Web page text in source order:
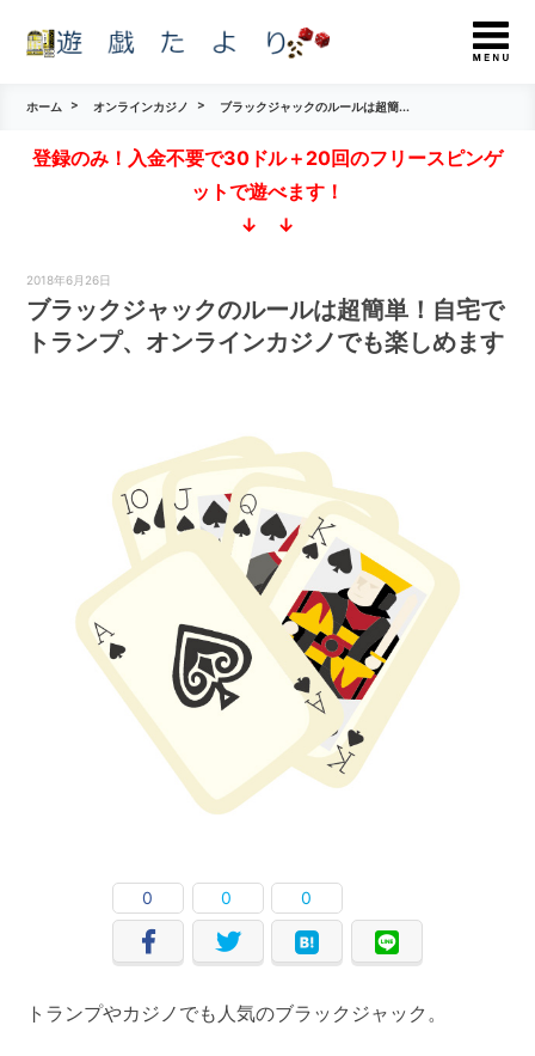
ホーム オンラインカジノ ブラックジャックのルールは超簡...
登録のみ！入金不要で30ドル＋20回のフリースピンゲ
ットで遊べます！
↓ ↓
2018年6月26日
ブラックジャックのルールは超簡単！自宅で
トランプ、オンラインカジノでも楽しめます
0 0 0
トランプやカジノでも人気のブラックジャック。